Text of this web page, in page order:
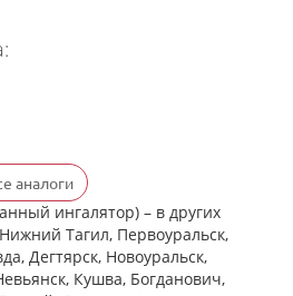
аналоги
ингалятор) – в других
Тагил, Первоуральск,
Дегтярск, Новоуральск,
Кушва, Богданович,